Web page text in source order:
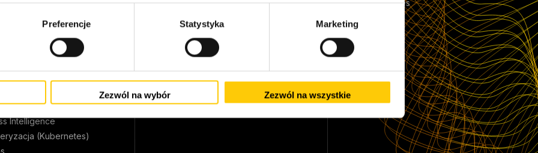
Preferencje Statystyka Marketing
Zezwól na wybór Zezwól na wszystkie
Infrastrukturą IT i
Infrastruktury IT
do chmury
chmurą
pod AI i MLOps
Intelligence
(Kubernetes)
Technologie Informatyczne (IT)
Produkcja
Usługi Finansowe
Opieka Zdrowotna (Healthcare)
Case Studies